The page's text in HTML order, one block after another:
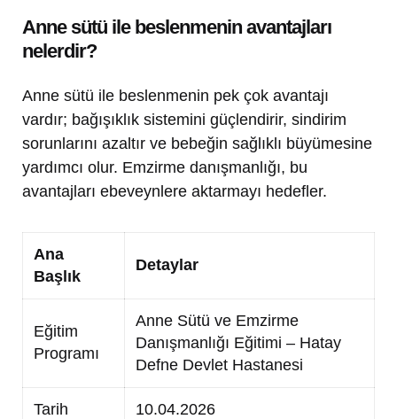
Anne sütü ile beslenmenin avantajları
nelerdir?
Anne sütü ile beslenmenin pek çok avantajı
vardır; bağışıklık sistemini güçlendirir, sindirim
sorunlarını azaltır ve bebeğin sağlıklı büyümesine
yardımcı olur. Emzirme danışmanlığı, bu
avantajları ebeveynlere aktarmayı hedefler.
Ana
Başlık
Detaylar
Eğitim
Programı
Anne Sütü ve Emzirme
Danışmanlığı Eğitimi – Hatay
Defne Devlet Hastanesi
Tarih 10.04.2026